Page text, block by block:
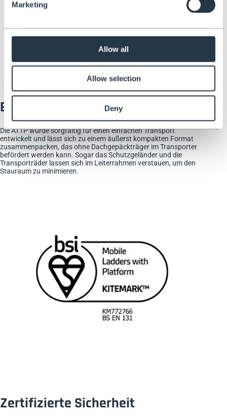
Marketing
Allow all
Allow selection
Deny
Einfacher Transport an jeden Ort
Die ATTP wurde sorgfältig für einen einfachen Transport
entwickelt und lässt sich zu einem äußerst kompakten Format
zusammenpacken, das ohne Dachgepäckträger im Transporter
befördert werden kann. Sogar das Schutzgeländer und die
Transporträder lassen sich im Leiterrahmen verstauen, um den
Stauraum zu minimieren.
Zertifizierte Sicherheit